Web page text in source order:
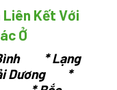
Liên Kết Với
Ở
* Lạng
Dương *